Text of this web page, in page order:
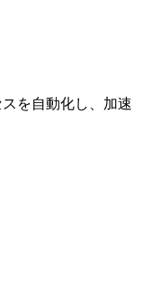
を自動化し、加速